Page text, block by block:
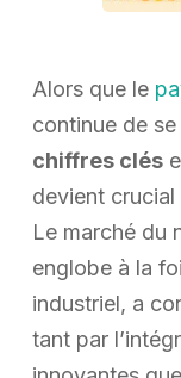
Alors que le
continue de
chiffres clés
devient
Le marché du
englobe à la
industriel, a
tant par